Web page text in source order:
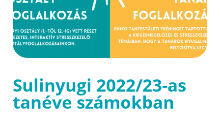
Sulinyugi 2022/23-as
tanéve számokban